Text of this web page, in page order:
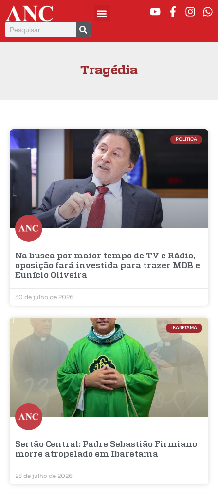
Tragédia
POLÍTICA
Na busca por maior tempo de TV e Rádio,
oposição fará investida para trazer MDB e
Eunício Oliveira
30 de julho de 2026
IBARETAMA
Sertão Central: Padre Sebastião Firmiano
morre atropelado em Ibaretama
23 de julho de 2026